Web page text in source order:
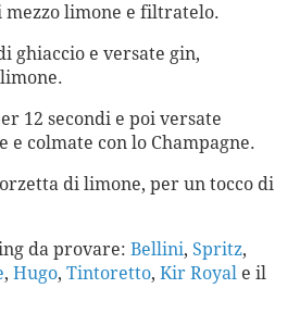
mezzo limone e filtratelo.
ghiaccio e versate gin,
12 secondi e poi versate
colmate con lo Champagne.
di limone, per un tocco di
da provare: Bellini, Spritz,
, Hugo, Tintoretto, Kir Royal e il